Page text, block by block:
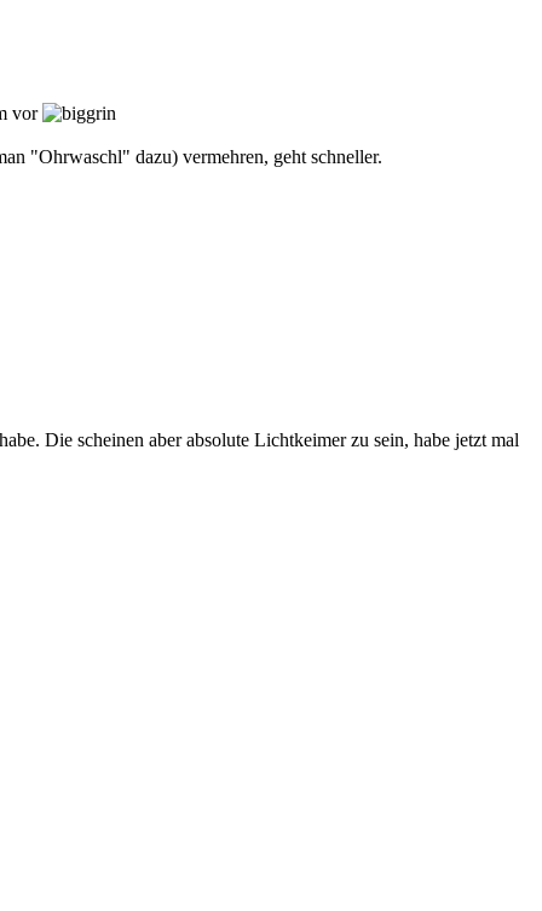
vor
"Ohrwaschl" dazu) vermehren, geht schneller.
Die scheinen aber absolute Lichtkeimer zu sein, habe jetzt mal